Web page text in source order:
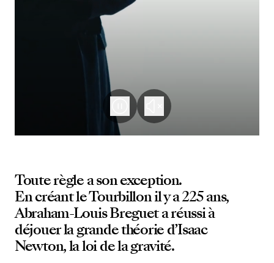
Toute règle a son exception.
En créant le Tourbillon il y a 225 ans,
Abraham-Louis Breguet a réussi à
déjouer la grande théorie d’Isaac
Newton, la loi de la gravité.